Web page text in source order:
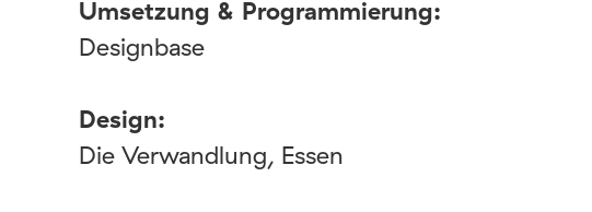
Umsetzung & Programmierung:
Designbase
Design:
Die Verwandlung, Essen